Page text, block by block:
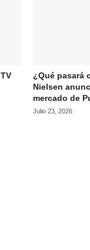
¿Qué pasará
Nielsen
mercado de
Julio 23, 2026